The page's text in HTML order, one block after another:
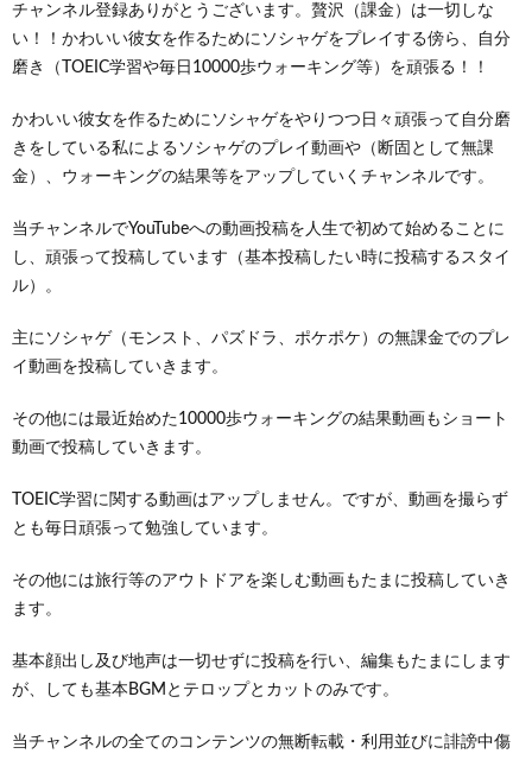
チャンネル登録ありがとうございます。贅沢（課金）は一切しな
い！！かわいい彼女を作るためにソシャゲをプレイする傍ら、自分
磨き（TOEIC学習や毎日10000歩ウォーキング等）を頑張る！！
かわいい彼女を作るためにソシャゲをやりつつ日々頑張って自分磨
きをしている私によるソシャゲのプレイ動画や（断固として無課
金）、ウォーキングの結果等をアップしていくチャンネルです。
当チャンネルでYouTubeへの動画投稿を人生で初めて始めることに
し、頑張って投稿しています（基本投稿したい時に投稿するスタイ
ル）。
主にソシャゲ（モンスト、パズドラ、ポケポケ）の無課金でのプレ
イ動画を投稿していきます。
その他には最近始めた10000歩ウォーキングの結果動画もショート
動画で投稿していきます。
TOEIC学習に関する動画はアップしません。ですが、動画を撮らず
とも毎日頑張って勉強しています。
その他には旅行等のアウトドアを楽しむ動画もたまに投稿していき
ます。
基本顔出し及び地声は一切せずに投稿を行い、編集もたまにします
が、しても基本BGMとテロップとカットのみです。
当チャンネルの全てのコンテンツの無断転載・利用並びに誹謗中傷